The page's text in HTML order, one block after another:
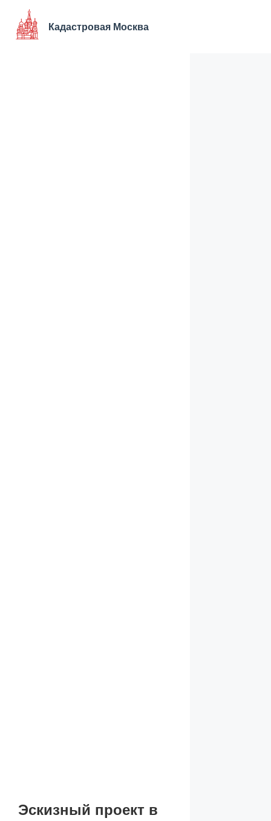
Перейти
содержимому
Кадастровая Москва
Эскизный проект в